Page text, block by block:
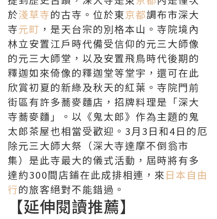
於淺草寺的古寺。位於東京都調布市深大
寺元町 ，是天台宗的別格本山。寺院境內
林立安置江戶時代備受信仰的元三大師像
的元三大師堂，以及安置飛鳥時代後期的
釋迦如來倚像的釋迦堂等堂宇，還可在此
欣賞初夏的新綠及秋天的紅葉。寺院門前
街區有許多蕎麥麵店，招牌料理是「深大
寺蕎麥麵」。以《鬼太郎》作為主題的鬼
太郎茶屋也相當受歡迎。3月3日和4日的厄
除元三大師大祭（深大寺達摩不倒翁市
集）是此寺最大的儀式活動，屆時將有多
達約300間店鋪在此成排相連，來 日本自由
行的旅客絕對不能錯過。
【延伸閱讀推薦】